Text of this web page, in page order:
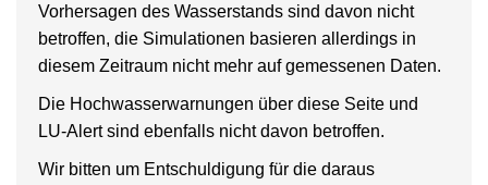
Vorhersagen des Wasserstands sind davon nicht
betroffen, die Simulationen basieren allerdings in
diesem Zeitraum nicht mehr auf gemessenen Daten.
Die Hochwasserwarnungen über diese Seite und
LU-Alert sind ebenfalls nicht davon betroffen.
Wir bitten um Entschuldigung für die daraus